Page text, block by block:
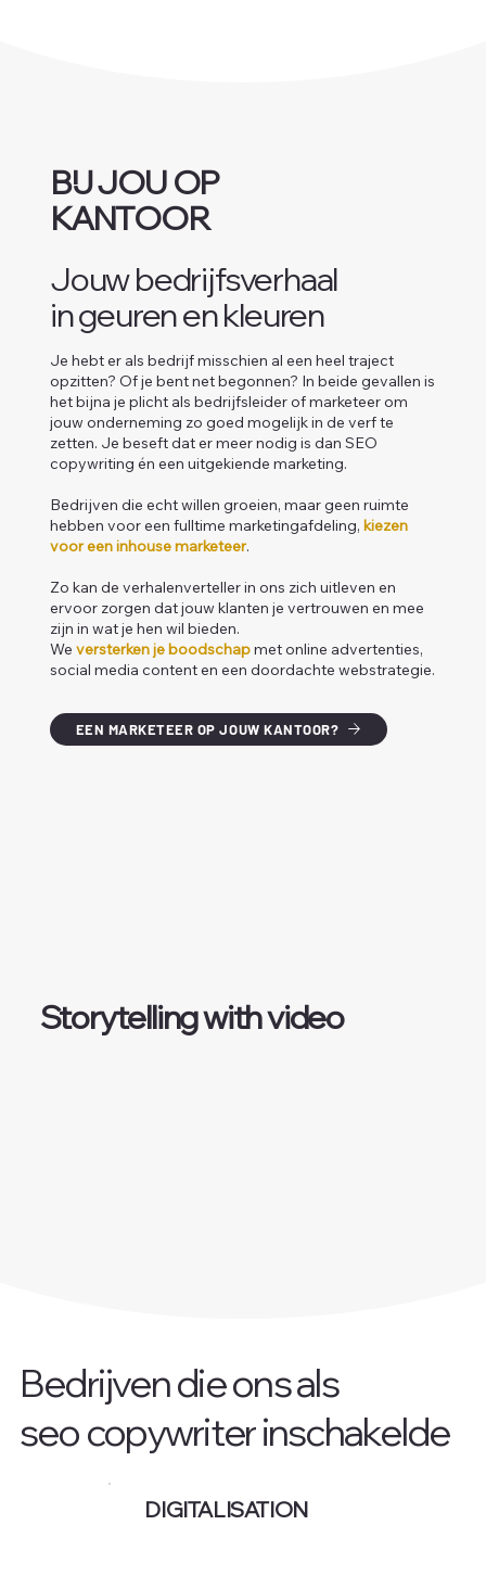
BIJ JOU OP
KANTOOR
Jouw bedrijfsverhaal
in geuren en kleuren
Je hebt er als bedrijf misschien al een heel traject
opzitten? Of je bent net begonnen? In beide gevallen is
het bijna je plicht als bedrijfsleider of marketeer om
jouw onderneming zo goed mogelijk in de verf te
zetten. Je beseft dat er meer nodig is dan SEO
copywriting én een uitgekiende marketing.
Bedrijven die echt willen groeien, maar geen ruimte
hebben voor een fulltime marketingafdeling, kiezen
voor een inhouse marketeer.
Zo kan de verhalenverteller in ons zich uitleven en
ervoor zorgen dat jouw klanten je vertrouwen en mee
zijn in wat je hen wil bieden.
We versterken je boodschapmet online advertenties,
social media content en een doordachte webstrategie.
EEN MARKETEER OP JOUW KANTOOR?
Storytelling with video
Bedrijven die ons als
seo copywriter inschakelde
DIGITALISATION